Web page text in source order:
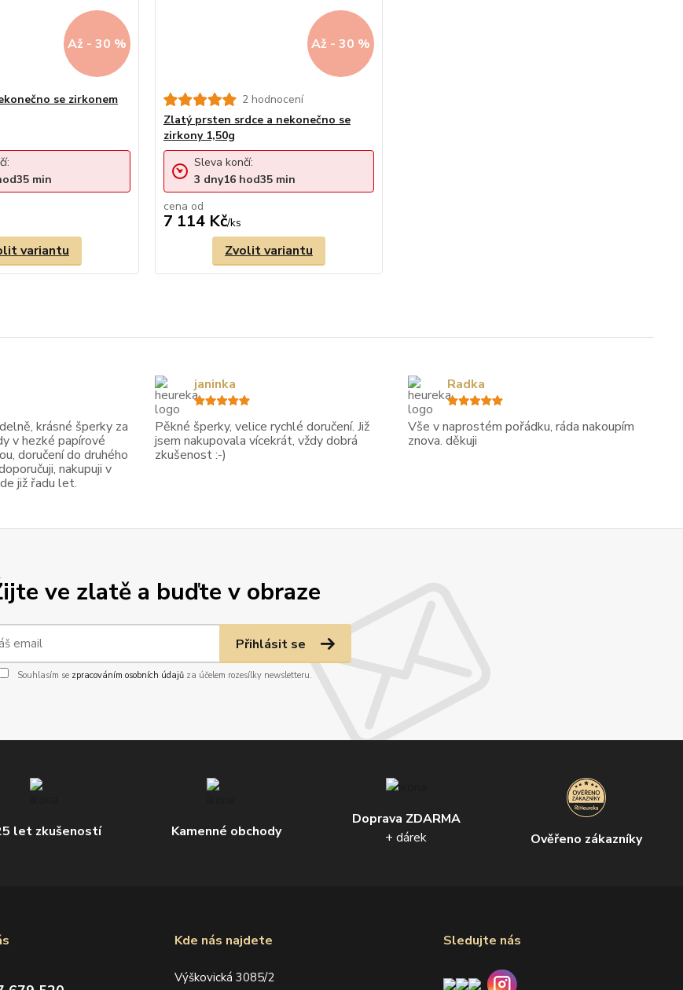
Až - 30 %
se zirkonem
35 min
variantu
Až - 30 %
2 hodnocení
Zlatý prsten srdce a nekonečno se
zirkony 1,50g
cena od
7 114 Kč/ks
Sleva končí:
3 dny16 hod35 min
Zvolit variantu
ve zlatě a buďte v obraze
Přihlásit se
Souhlasím se zpracováním osobních údajůza účelem rozesílky newsletteru.
let zkušeností Kamenné obchody
Doprava ZDARMA
+ dárek
Ověřeno zákazníky
Kde nás najdete
Výškovická 3085/2
Sledujte nás
krásné šperky za
v hezké papírové
doručení do druhého
nakupuji v
již řadu let.
Pěkné šperky, velice rychlé doručení. Již
jsem nakupovala vícekrát, vždy dobrá
zkušenost :-)
janinka
Vše v naprostém pořádku, ráda nakoupím
znova. děkuji
Radka